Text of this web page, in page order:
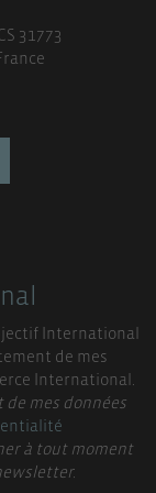
31773
International
de mes
International.
mes données
à tout moment